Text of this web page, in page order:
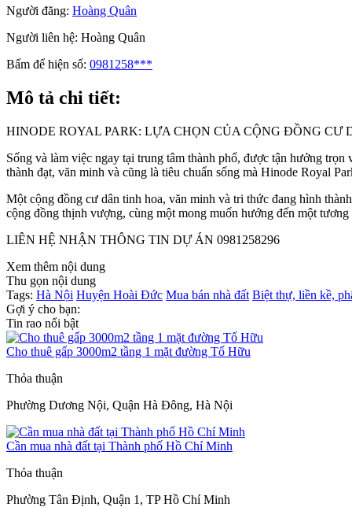
Người đăng: Hoàng Quân
Người liên hệ: Hoàng Quân
Bấm để hiện số: 0981258***
Mô tả chi tiết:
HINODE ROYAL PARK: LỰA CHỌN CỦA CỘNG ĐỒNG
Sống và làm việc ngay tại trung tâm thành phố, được tận hưởng
thành đạt, văn minh và cũng là tiêu chuẩn sống mà Hinode Royal
Một cộng đồng cư dân tinh hoa, văn minh và tri thức đang hình
cộng đồng thịnh vượng, cùng một mong muốn hướng đến một
LIÊN HỆ NHẬN THÔNG TIN DỰ ÁN 0981258296
Xem thêm nội dung
Thu gọn nội dung
Tags: Hà Nội Huyện Hoài Đức Mua bán nhà đất Biệt thự, liền kề,
Gợi ý cho bạn:
Tin rao nổi bật
Cho thuê gấp 3000m2 tầng 1 mặt đường Tố Hữu
Thỏa thuận
Phường Dương Nội, Quận Hà Đông, Hà Nội
Cần mua nhà đất tại Thành phố Hồ Chí Minh
Thỏa thuận
Phường Tân Định, Quận 1, TP Hồ Chí Minh